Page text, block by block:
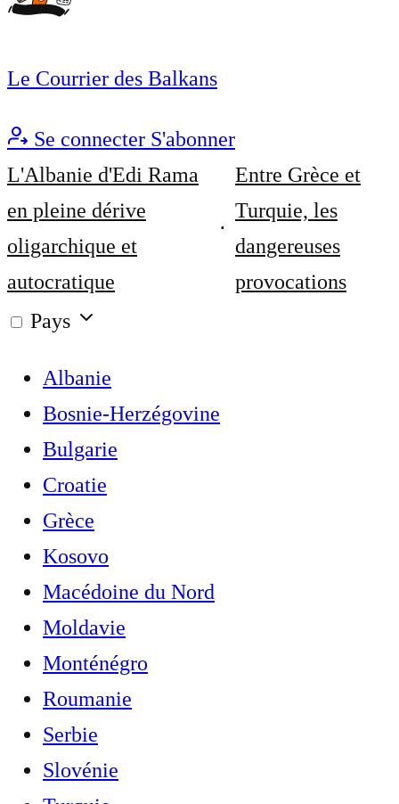
Le Courrier des Balkans
Se connecter S'abonner
L'Albanie d'Edi Rama
en pleine dérive
oligarchique et
autocratique
Entre Grèce et
Turquie, les
dangereuses
provocations
Pays
Albanie
Bosnie-Herzégovine
Bulgarie
Croatie
Grèce
Kosovo
Macédoine du Nord
Moldavie
Monténégro
Roumanie
Serbie
Slovénie